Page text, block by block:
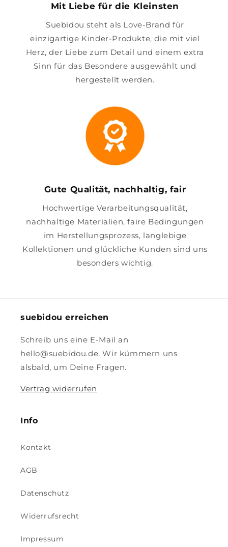
Mit Liebe für die Kleinsten
Suebidou steht als Love-Brand für
einzigartige Kinder-Produkte, die mit viel
Herz, der Liebe zum Detail und einem extra
Sinn für das Besondere ausgewählt und
hergestellt werden.
Gute Qualität, nachhaltig, fair
Hochwertige Verarbeitungsqualität,
nachhaltige Materialien, faire Bedingungen
im Herstellungsprozess, langlebige
Kollektionen und glückliche Kunden sind uns
besonders wichtig.
suebidou erreichen
Schreib uns eine E-Mail an
hello@suebidou.de. Wir kümmern uns
alsbald, um Deine Fragen.
Vertrag widerrufen
Info
Kontakt
AGB
Datenschutz
Widerrufsrecht
Impressum